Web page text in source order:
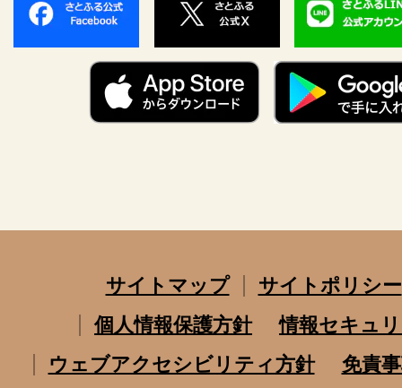
サイトマップ
サイトポリシー
個人情報保護方針
情報セキュ
ウェブアクセシビリティ方針
免責